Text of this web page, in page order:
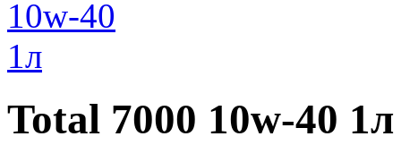
Total 7000 10w-40 1л